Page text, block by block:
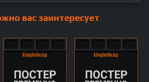
вас заинтересует